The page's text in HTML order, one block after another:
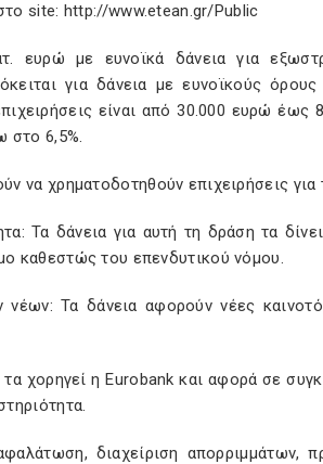
site: http://www.etean.gr/Public
ευρώ με ευνοϊκά δάνεια για
για δάνεια με ευνοϊκούς
είναι από 30.000 ευρώ έως
στο 6,5%.
να χρηματοδοτηθούν επιχειρήσεις
Τα δάνεια για αυτή τη δράση τα
καθεστώς του επενδυτικού νόμου.
νέων: Τα δάνεια αφορούν νέες
χορηγεί η Eurobank και αφορά σε
διαχείριση